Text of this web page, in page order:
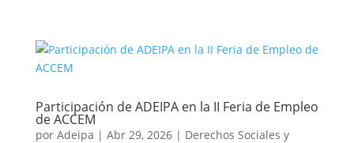
Participación de ADEIPA en la II Feria de Empleo
de ACCEM
por Adeipa | Abr 29, 2026| Derechos Sociales y